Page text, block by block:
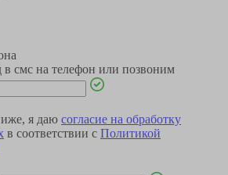
смс на телефон или позвоним
я даю согласие на обработку
в соответствии с Политикой